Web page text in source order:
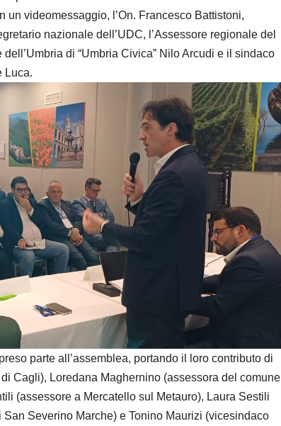
videomessaggio, l’On. Francesco Battistoni,
nazionale dell’UDC, l’Assessore regionale del
di “Umbria Civica” Nilo Arcudi e il sindaco
Luca.
parte all’assemblea, portando il loro contributo di
Cagli), Loredana Maghernino (assessora del comune
(assessore a Mercatello sul Metauro), Laura Sestili
Severino Marche) e Tonino Maurizi (vicesindaco